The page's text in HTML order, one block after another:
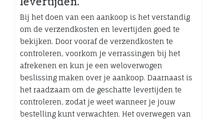
Bij het doen van een aankoop is het verstandig
om de verzendkosten en levertijden goed te
bekijken. Door vooraf de verzendkosten te
controleren, voorkom je verrassingen bij het
afrekenen en kun je een weloverwogen
beslissing maken over je aankoop. Daarnaast is
het raadzaam om de geschatte levertijden te
controleren, zodat je weet wanneer je jouw
bestelling kunt verwachten. Het overwegen van